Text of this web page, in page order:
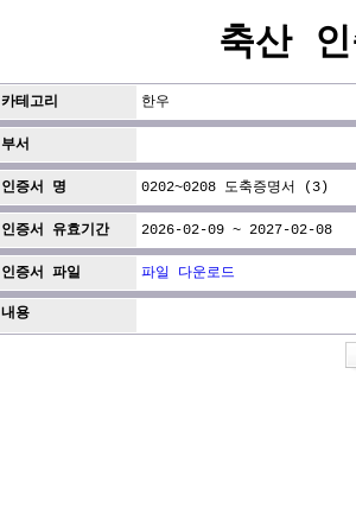
축산
카테고리 한우
부서
인증서 명 0202~0208 도축증명서 (3)
인증서 유효기간 2026-02-09 ~ 2027-02-08
인증서 파일 파일 다운로드
내용